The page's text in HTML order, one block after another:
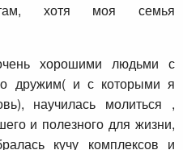
хотя моя семья
хорошими людьми с
дружим( и с которыми я
научилась молиться ,
и полезного для жизни,
кучу комплексов и